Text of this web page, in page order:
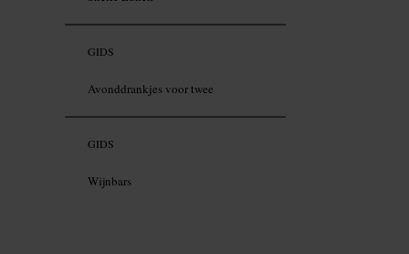
GIDS
Avonddrankjes voor twee
GIDS
Wijnbars